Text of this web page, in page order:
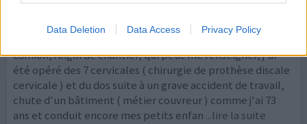
Data Deletion Data Access Privacy Policy
bonjour, j'ai lu beaucoup de commentaire mai aucun ne
parle du Rivotril et la conduite de véhicule voiture,
camion, Angin de chantier, qui peut me renseigner, j'ai
été opéré des 7 cervicales ( chirurgie de prothèse discale
cervicale ) et du dos suite à un grave accident de travail,
chute d'un bâtiment ( métier couvreur ) comme j'ai 73
ans et conduit encore mes petits enfan ...lire la suite